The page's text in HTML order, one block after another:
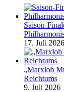
Saison-
17. Juli 2026
„Marxloh
Reichtums
9. Juli 2026